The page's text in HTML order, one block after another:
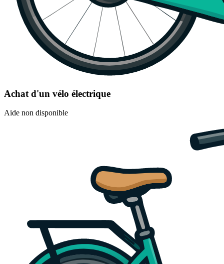
Achat d'un vélo électrique
Aide non disponible